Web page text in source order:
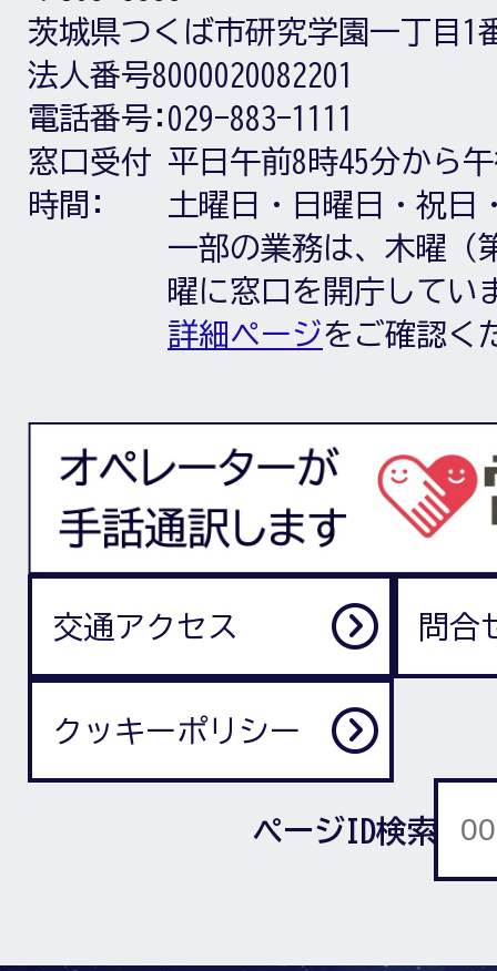
茨城県つくば市研究学園一丁目1
法人番号8000020082201
電話番号: 029-883-1111
窓口受付
時間:
平日午前8時45分から
土曜日・日曜日・祝日
一部の業務は、木曜（
曜に窓口を開庁してい
詳細ページをご確認く
交通アクセス 問合
クッキーポリシー
ページID検索